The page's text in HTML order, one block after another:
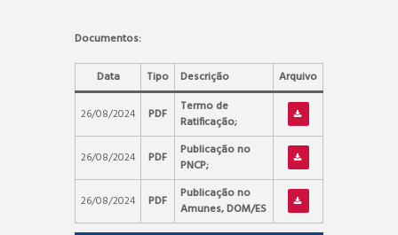
Documentos:
Data Tipo Descrição Arquivo
26/08/2024 PDF
Termo de
Ratificação;
26/08/2024
PDF
Publicação no
PNCP;
26/08/2024
PDF
Publicação no
Amunes, DOM/ES